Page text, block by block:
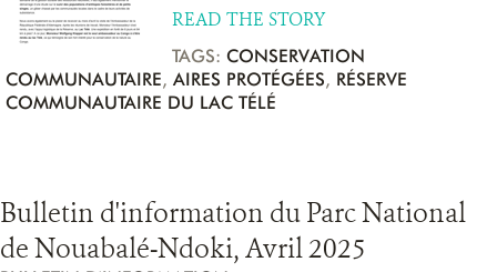
READ THE STORY
TAGS: CONSERVATION
COMMUNAUTAIRE, AIRES PROTÉGÉES, RÉSERVE
COMMUNAUTAIRE DU LAC TÉLÉ
Bulletin d'information du Parc National
de Nouabalé-Ndoki, Avril 2025